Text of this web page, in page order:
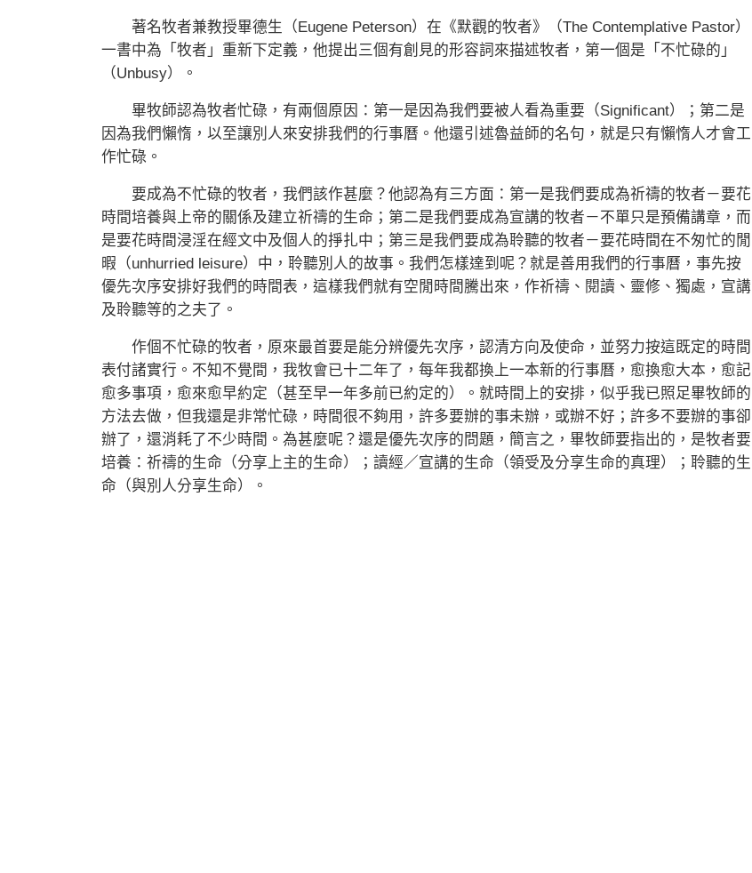
著名牧者兼教授畢德生（Eugene Peterson）在《默觀的牧者》（The Contemplative Pastor）
一書中為「牧者」重新下定義，他提出三個有創見的形容詞來描述牧者，第一個是「不忙碌的」
（Unbusy）。
畢牧師認為牧者忙碌，有兩個原因：第一是因為我們要被人看為重要（Significant）；第二是
因為我們懶惰，以至讓別人來安排我們的行事曆。他還引述魯益師的名句，就是只有懶惰人才會工
作忙碌。
要成為不忙碌的牧者，我們該作甚麼？他認為有三方面：第一是我們要成為祈禱的牧者－要花
時間培養與上帝的關係及建立祈禱的生命；第二是我們要成為宣講的牧者－不單只是預備講章，而
是要花時間浸淫在經文中及個人的掙扎中；第三是我們要成為聆聽的牧者－要花時間在不匆忙的閒
暇（unhurried leisure）中，聆聽別人的故事。我們怎樣達到呢？就是善用我們的行事曆，事先按
優先次序安排好我們的時間表，這樣我們就有空閒時間騰出來，作祈禱、閱讀、靈修、獨處，宣講
及聆聽等的之夫了。
作個不忙碌的牧者，原來最首要是能分辨優先次序，認清方向及使命，並努力按這既定的時間
表付諸實行。不知不覺間，我牧會已十二年了，每年我都換上一本新的行事曆，愈換愈大本，愈記
愈多事項，愈來愈早約定（甚至早一年多前已約定的）。就時間上的安排，似乎我已照足畢牧師的
方法去做，但我還是非常忙碌，時間很不夠用，許多要辦的事未辦，或辦不好；許多不要辦的事卻
辦了，還消耗了不少時間。為甚麼呢？還是優先次序的問題，簡言之，畢牧師要指出的，是牧者要
培養：祈禱的生命（分享上主的生命）；讀經／宣講的生命（領受及分享生命的真理）；聆聽的生
命（與別人分享生命）。